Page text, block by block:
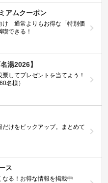
アムクーポン
け 通常よりもお得な「特別価
できる！
湯2026】
してプレゼントを当てよう！
名様）
だけをピックアップ。まとめて
ス
る！お得な情報を掲載中